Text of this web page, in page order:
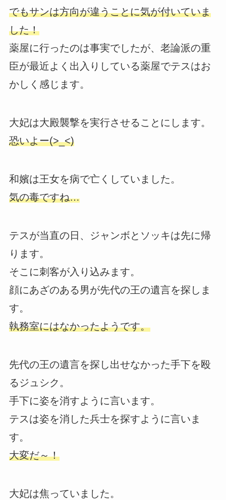
でもサンは方向が違うことに気が付いていま
した！
薬屋に行ったのは事実でしたが、老論派の重
臣が最近よく出入りしている薬屋でテスはお
かしく感じます。
大妃は大殿襲撃を実行させることにします。
恐いよー(>_<)
和嬪は王女を病で亡くしていました。
気の毒ですね…
テスが当直の日、ジャンボとソッキは先に帰
ります。
そこに刺客が入り込みます。
顔にあざのある男が先代の王の遺言を探しま
す。
執務室にはなかったようです。
先代の王の遺言を探し出せなかった手下を殴
るジュシク。
手下に姿を消すように言います。
テスは姿を消した兵士を探すように言いま
す。
大変だ～！
大妃は焦っていました。